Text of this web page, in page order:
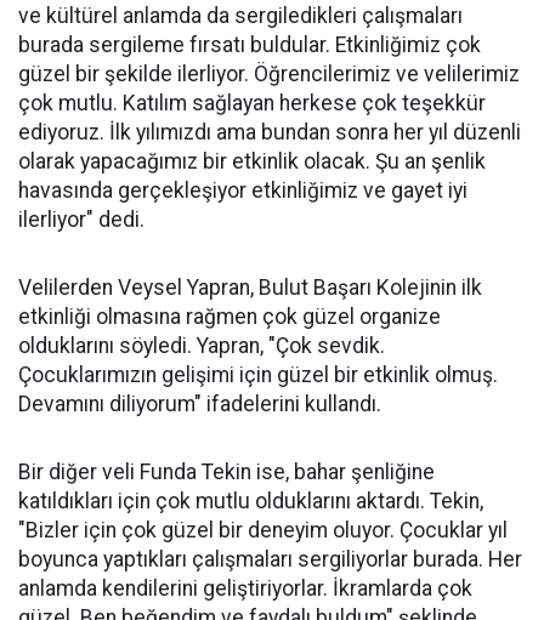
ve kültürel anlamda da sergiledikleri çalışmaları
burada sergileme fırsatı buldular. Etkinliğimiz çok
güzel bir şekilde ilerliyor. Öğrencilerimiz ve velilerimiz
çok mutlu. Katılım sağlayan herkese çok teşekkür
ediyoruz. İlk yılımızdı ama bundan sonra her yıl düzenli
olarak yapacağımız bir etkinlik olacak. Şu an şenlik
havasında gerçekleşiyor etkinliğimiz ve gayet iyi
ilerliyor" dedi.
Velilerden Veysel Yapran, Bulut Başarı Kolejinin ilk
etkinliği olmasına rağmen çok güzel organize
olduklarını söyledi. Yapran, "Çok sevdik.
Çocuklarımızın gelişimi için güzel bir etkinlik olmuş.
Devamını diliyorum" ifadelerini kullandı.
Bir diğer veli Funda Tekin ise, bahar şenliğine
katıldıkları için çok mutlu olduklarını aktardı. Tekin,
"Bizler için çok güzel bir deneyim oluyor. Çocuklar yıl
boyunca yaptıkları çalışmaları sergiliyorlar burada. Her
anlamda kendilerini geliştiriyorlar. İkramlarda çok